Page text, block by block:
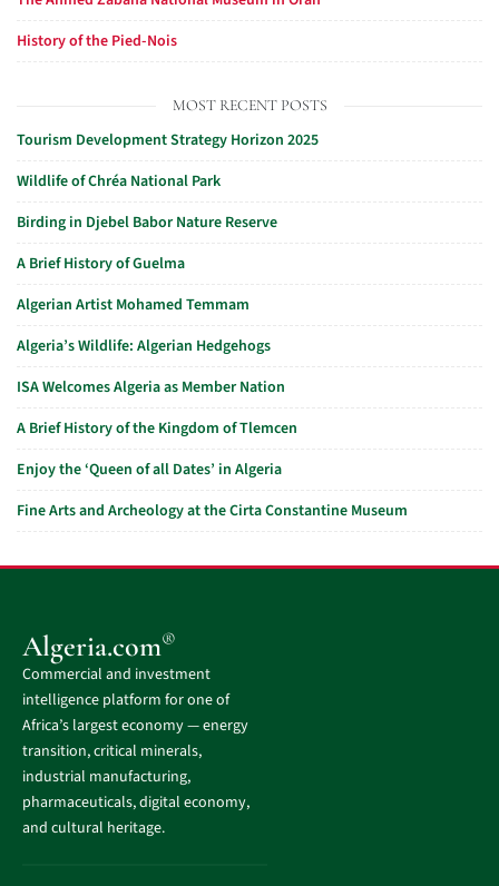
History of the Pied-Nois
MOST RECENT POSTS
Tourism Development Strategy Horizon 2025
Wildlife of Chréa National Park
Birding in Djebel Babor Nature Reserve
A Brief History of Guelma
Algerian Artist Mohamed Temmam
Algeria’s Wildlife: Algerian Hedgehogs
ISA Welcomes Algeria as Member Nation
A Brief History of the Kingdom of Tlemcen
Enjoy the ‘Queen of all Dates’ in Algeria
Fine Arts and Archeology at the Cirta Constantine Museum
Algeria.com®
Commercial and investment
intelligence platform for one of
Africa’s largest economy — energy
transition, critical minerals,
industrial manufacturing,
pharmaceuticals, digital economy,
and cultural heritage.